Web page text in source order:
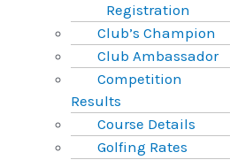
Registration
Club’s Champion
Club Ambassador
Competition
Results
Course Details
Golfing Rates